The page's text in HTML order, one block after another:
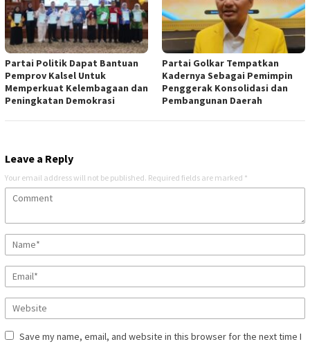
Partai Politik Dapat Bantuan
Pemprov Kalsel Untuk
Memperkuat Kelembagaan dan
Peningkatan Demokrasi
Partai Golkar Tempatkan
Kadernya Sebagai Pemimpin
Penggerak Konsolidasi dan
Pembangunan Daerah
Leave a Reply
Your email address will not be published. Required fields are marked *
Save my name, email, and website in this browser for the next time I